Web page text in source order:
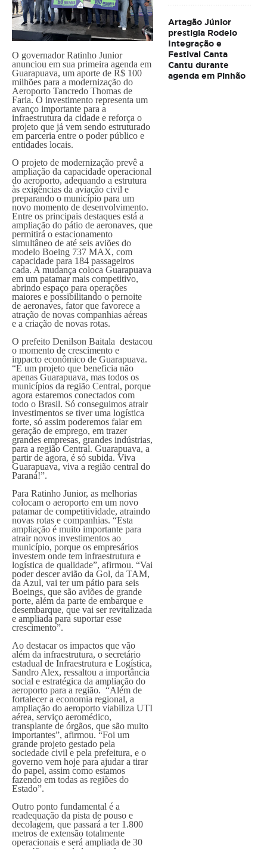
O governador Ratinho Junior
anunciou em sua primeira agenda em
Guarapuava, um aporte de R$ 100
milhões para a modernização do
Aeroporto Tancredo Thomas de
Faria. O investimento representa um
avanço importante para a
infraestrutura da cidade e reforça o
projeto que já vem sendo estruturado
em parceria entre o poder público e
entidades locais.
O projeto de modernização prevê a
ampliação da capacidade operacional
do aeroporto, adequando a estrutura
às exigências da aviação civil e
preparando o município para um
novo momento de desenvolvimento.
Entre os principais destaques está a
ampliação do pátio de aeronaves, que
permitirá o estacionamento
simultâneo de até seis aviões do
modelo Boeing 737 MAX, com
capacidade para 184 passageiros
cada. A mudança coloca Guarapuava
em um patamar mais competitivo,
abrindo espaço para operações
maiores e possibilitando o pernoite
de aeronaves, fator que favorece a
atração de novas companhias aéreas
e a criação de novas rotas.
O prefeito Denilson Baitala destacou
o momento de crescimento e
impacto econômico de Guarapuava.
“É um projeto que beneficia não
apenas Guarapuava, mas todos os
municípios da região Central, porque
agora estaremos conectados com
todo o Brasil. Só conseguimos atrair
investimentos se tiver uma logística
forte, só assim poderemos falar em
geração de emprego, em trazer
grandes empresas, grandes indústrias,
para a região Central. Guarapuava, a
partir de agora, é só subida. Viva
Guarapuava, viva a região central do
Paraná!”.
Para Ratinho Junior, as melhorias
colocam o aeroporto em um novo
patamar de competitividade, atraindo
novas rotas e companhias. “Esta
ampliação é muito importante para
atrair novos investimentos ao
município, porque os empresários
investem onde tem infraestrutura e
logística de qualidade”, afirmou. “Vai
poder descer avião da Gol, da TAM,
da Azul, vai ter um pátio para seis
Boeings, que são aviões de grande
porte, além da parte de embarque e
desembarque, que vai ser revitalizada
e ampliada para suportar esse
crescimento”.
Ao destacar os impactos que vão
além da infraestrutura, o secretário
estadual de Infraestrutura e Logística,
Sandro Alex, ressaltou a importância
social e estratégica da ampliação do
aeroporto para a região. “Além de
fortalecer a economia regional, a
ampliação do aeroporto viabiliza UTI
aérea, serviço aeromédico,
transplante de órgãos, que são muito
importantes”, afirmou. “Foi um
grande projeto gestado pela
sociedade civil e pela prefeitura, e o
governo vem hoje para ajudar a tirar
do papel, assim como estamos
fazendo em todas as regiões do
Estado”.
Outro ponto fundamental é a
readequação da pista de pouso e
decolagem, que passará a ter 1.800
metros de extensão totalmente
operacionais e será ampliada de 30
Artagão Júnior
prestigia Rodeio
Integração e
Festival Canta
Cantu durante
agenda em Pinhão